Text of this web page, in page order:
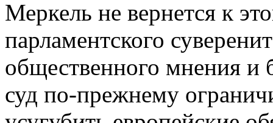
Меркель не вернется к
парламентского
общественного мнения
суд по-прежнему